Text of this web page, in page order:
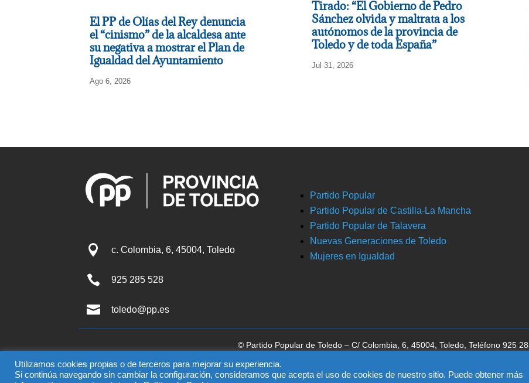
El PP de Olías del Rey denuncia
el “cinismo” de la alcaldesa ante
su negativa a mostrar el Plan de
Igualdad del Ayuntamiento
Ago 6, 2026
Tirado: “El Gobierno de Pedro
Sánchez olvida y maltrata a los
autónomos de la provincia de
Toledo y de toda España”
Jul 31, 2026
 c. Colombia, 6, 45004, Toledo
 925 285 528
 toledo@pp.es
Partido Popular
Partido Popular de Castilla-La Mancha
Partido Popular de Talavera
Nuevas Generaciones de Toledo
Mujeres en Igualdad
© Partido Popular de Toledo – C/ Colombia, 6, 45004, Toledo, Teléfono 925
El uso de este sitio implica la aceptación del
Utilizamos cookies propias o de terceros para mejorar su experiencia.
Si continúa navegando sin cambiar la configuración, consideramos que acepta el uso de cookies de nuestro sitio. Puede obtener más